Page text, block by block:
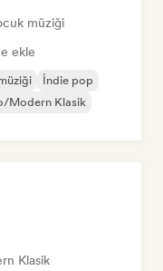
müziği
ekle
İndie pop
Modern Klasik
Klasik